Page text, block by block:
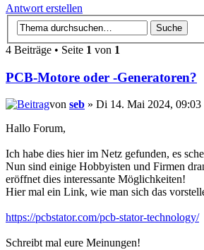
Antwort erstellen
4 Beiträge • Seite 1 von 1
PCB-Motore oder -Generatoren?
von seb » Di 14. Mai 2024, 09:03
Hallo Forum,
Ich habe dies hier im Netz gefunden, es
Nun sind einige Hobbyisten und Firmen
eröffnet dies interessante Möglichkeiten!
Hier mal ein Link, wie man sich das
https://pcbstator.com/pcb-stator-technology/
Schreibt mal eure Meinungen!